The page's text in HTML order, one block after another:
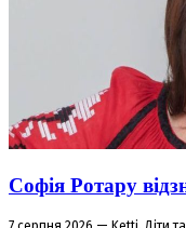
Софія Ротару